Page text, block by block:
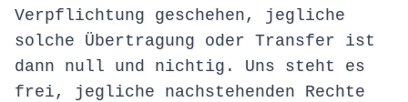
Verpflichtung geschehen, jegliche
solche Übertragung oder Transfer ist
dann null und nichtig. Uns steht es
frei, jegliche nachstehenden Rechte